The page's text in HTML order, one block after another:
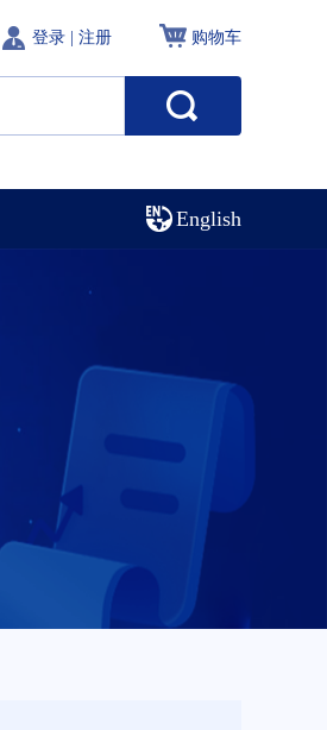
登录 注册 购物车
English